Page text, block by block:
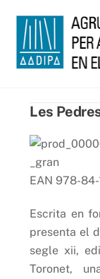
content
Les
EAN 978-
Escrita en
presenta el
segle xii,
Toronet,